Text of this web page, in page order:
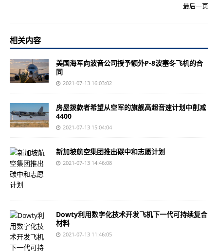
最后一页
相关内容
美国海军向波音公司授予额外P-8波塞冬飞机的合
同
2021-07-13 16:03:02
房屋拨款者希望从空军的旗舰高超音速计划中削减
4400
2021-07-13 15:04:04
新加坡航空集团推出碳中和志愿计划
2021-07-13 14:46:08
Dowty利用数字化技术开发飞机下一代可持续复合
材料
2021-07-13 11:46:05